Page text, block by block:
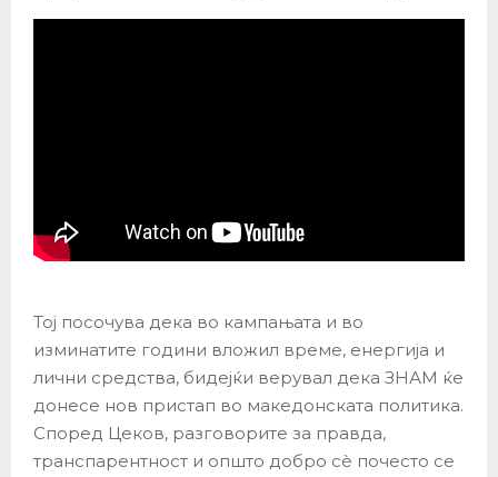
Тој посочува дека во кампањата и во
изминатите години вложил време, енергија и
лични средства, бидејќи верувал дека ЗНАМ ќе
донесе нов пристап во македонската политика.
Според Цеков, разговорите за правда,
транспарентност и општо добро сè почесто се